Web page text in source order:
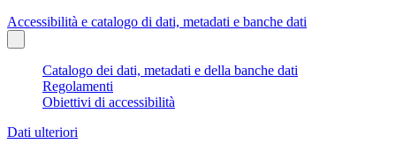
Accessibilità e catalogo di dati, metadati e banche dati
Catalogo dei dati, metadati e della banche dati
Regolamenti
Obiettivi di accessibilità
Dati ulteriori